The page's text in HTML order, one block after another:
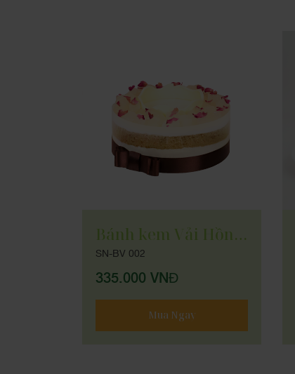
Bánh kem Vải Hồng Bá Tước
SN-BV 002
335.000 VNĐ
Mua Ngay